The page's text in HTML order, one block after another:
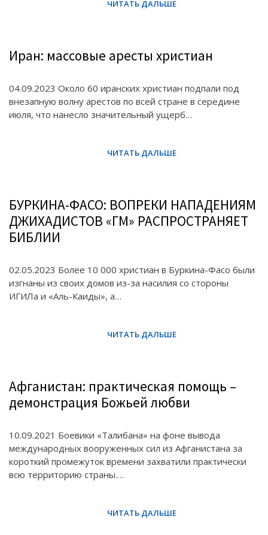
Иран: массовые аресты христиан
04.09.2023 Около 60 иранских христиан подпали под
внезапную волну арестов по всей стране в середине
июля, что нанесло значительный ущерб…
БУРКИНА-ФАСО: ВОПРЕКИ НАПАДЕНИЯМ
ДЖИХАДИСТОВ «ГМ» РАСПРОСТРАНЯЕТ
БИБЛИИ
02.05.2023 Более 10 000 христиан в Буркина-Фасо были
изгнаны из своих домов из-за насилия со стороны
ИГИЛа и «Аль-Каиды», а…
Афганистан: практическая помощь –
демонстрация Божьей любви
10.09.2021 Боевики «Талибана» на фоне вывода
международных вооруженных сил из Афганистана за
короткий промежуток времени захватили практически
всю территорию страны.…